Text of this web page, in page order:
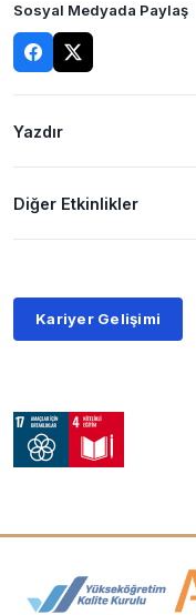
Sosyal Medyada Paylaş
Yazdır
Diğer Etkinlikler
Kariyer Gelişimi